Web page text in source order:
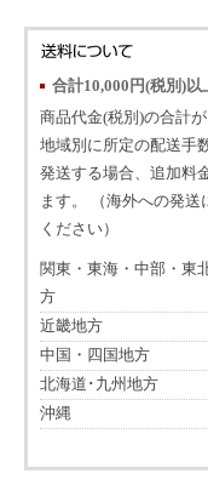
合計10,000円(税別)
商品代金(税別)の合計
地域別に所定の配送手
発送する場合、追加料
ます。 （海外への発
ください）
関東・東海・中部・東
方
近畿地方
中国・四国地方
北海道･九州地方
沖縄